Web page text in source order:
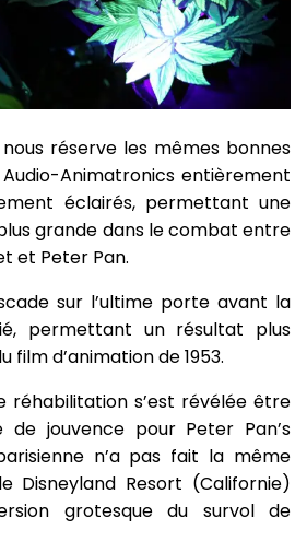
réserve les mêmes bonnes
Animatronics entièrement
éclairés, permettant une
grande dans le combat entre
et Peter Pan.
sur l’ultime porte avant la
permettant un résultat plus
film d’animation de 1953.
réhabilitation s’est révélée être
jouvence pour Peter Pan’s
n’a pas fait la même
Disneyland Resort (Californie)
grotesque du survol de